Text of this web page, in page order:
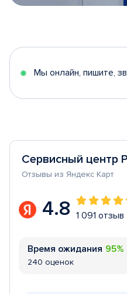
5
Мы онлайн, пишите,
Сервисный центр
Отзывы из Яндекс Карт
4.8 1 091 отзыв
Время ожидания 95%
240 оценок